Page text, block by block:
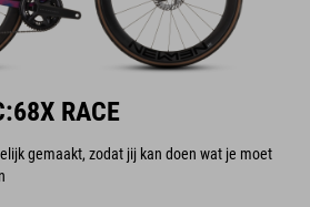
RACE
gemaakt, zodat jij kan doen wat je moet